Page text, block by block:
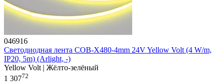
046916
Светодиодная лента COB-X480-4mm 24V Yellow Volt (4 W/m,
IP20, 5m) (Arlight, -)
Yellow Volt | Жёлто-зелёный
1 30772